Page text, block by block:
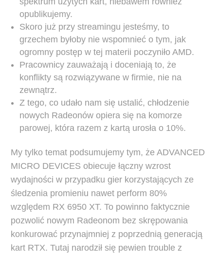
opublikujemy.
Skoro już przy streamingu jesteśmy, to
grzechem byłoby nie wspomnieć o tym, jak
ogromny postęp w tej materii poczyniło AMD.
Pracownicy zauważają i doceniają to, że
konflikty są rozwiązywane w firmie, nie na
zewnątrz.
Z tego, co udało nam się ustalić, chłodzenie
nowych Radeonów opiera się na komorze
parowej, która razem z kartą urosła o 10%.
My tylko temat podsumujemy tym, że ADVANCED
MICRO DEVICES obiecuje łączny wzrost
wydajności w przypadku gier korzystających ze
śledzenia promieniu nawet perform 80%
względem RX 6950 XT. To powinno faktycznie
pozwolić nowym Radeonom bez skrępowania
konkurować przynajmniej z poprzednią generacją
kart RTX. Tutaj narodził się pewien trouble z